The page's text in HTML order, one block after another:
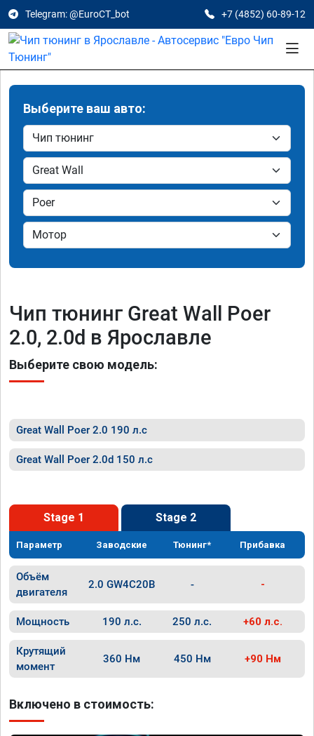
Telegram: @EuroCT_bot +7 (4852) 60-89-12
Выберите ваш авто:
Чип тюнинг Great Wall Poer
2.0, 2.0d в Ярославле
Выберите свою модель:
Great Wall Poer 2.0 190 л.с
Great Wall Poer 2.0d 150 л.с
Stage 1 Stage 2
Параметр Заводские Тюнинг* Прибавка
Объём
двигателя
2.0 GW4C20B - -
Мощность 190 л.с. 250 л.с. +60 л.с.
Крутящий
момент
360 Нм 450 Нм +90 Нм
Включено в стоимость: